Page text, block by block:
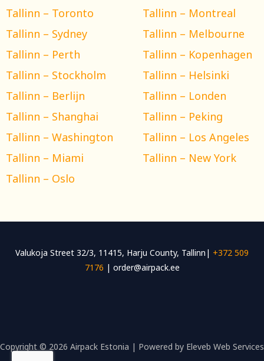
Tallinn – Toronto
Tallinn – Montreal
Tallinn – Sydney
Tallinn – Melbourne
Tallinn – Perth
Tallinn – Kopenhagen
Tallinn – Stockholm
Tallinn – Helsinki
Tallinn – Berlijn
Tallinn – Londen
Tallinn – Shanghai
Tallinn – Peking
Tallinn – Washington
Tallinn – Los Angeles
Tallinn – Miami
Tallinn – New York
Tallinn – Oslo
Valukoja Street 32/3, 11415, Harju County, Tallinn| +372 509
7176 | order@airpack.ee
Copyright © 2026 Airpack Estonia | Powered by Eleveb Web Services